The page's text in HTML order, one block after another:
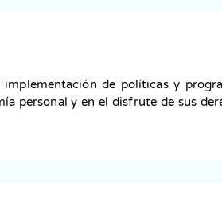
de políticas y
personal y en el disfrute de sus